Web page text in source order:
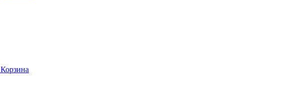
Корзина